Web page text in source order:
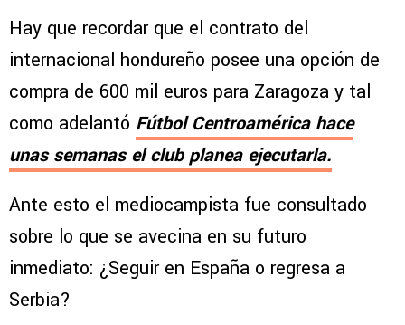
Hay que recordar que el contrato del
internacional hondureño posee una opción de
compra de 600 mil euros para Zaragoza y tal
como adelantó Fútbol Centroamérica hace
unas semanas el club planea ejecutarla.
Ante esto el mediocampista fue consultado
sobre lo que se avecina en su futuro
inmediato: ¿Seguir en España o regresa a
Serbia?